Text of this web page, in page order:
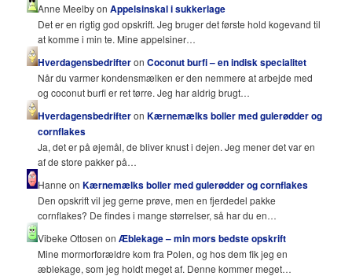
Anne Meelby onAppelsinskal i sukkerlage
Det er en rigtig god opskrift. Jeg bruger det første hold kogevand til
at komme i min te. Mine appelsiner…
HverdagensbedrifteronCoconut burfi – en indisk specialitet
Når du varmer kondensmælken er den nemmere at arbejde med
og coconut burfi er ret tørre. Jeg har aldrig brugt…
HverdagensbedrifteronKærnemælks boller med gulerødder og
cornflakes
Ja, det er på øjemål, de bliver knust i dejen. Jeg mener det var en
af de store pakker på…
Hanne onKærnemælks boller med gulerødder og cornflakes
Den opskrift vil jeg gerne prøve, men en fjerdedel pakke
cornflakes? De findes i mange størrelser, så har du en…
Vibeke Ottosen onÆblekage – min mors bedste opskrift
Mine mormorforældre kom fra Polen, og hos dem fik jeg en
æblekage, som jeg holdt meget af. Denne kommer meget…